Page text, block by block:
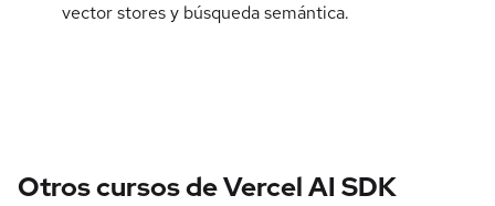
vector stores y búsqueda semántica.
Otros cursos de Vercel AI SDK